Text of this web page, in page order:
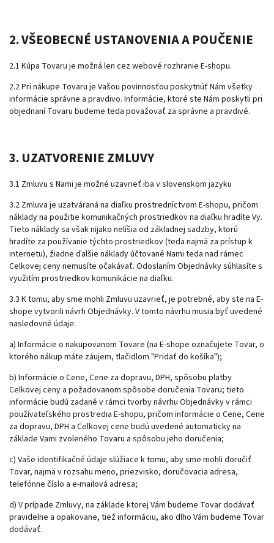
2. VŠEOBECNÉ USTANOVENIA A POUČENIE
2.1 Kúpa Tovaru je možná len cez webové rozhranie E-shopu.
2.2 Pri nákupe Tovaru je Vašou povinnosťou poskytnúť Nám všetky
informácie správne a pravdivo. Informácie, ktoré ste Nám poskytli pri
objednaní Tovaru budeme teda považovať za správne a pravdivé.
3. UZATVORENIE ZMLUVY
3.1 Zmluvu s Nami je možné uzavrieť iba v slovenskom jazyku
3.2 Zmluva je uzatváraná na diaľku prostredníctvom E-shopu, pričom
náklady na použitie komunikačných prostriedkov na diaľku hradíte Vy.
Tieto náklady sa však nijako nelíšia od základnej sadzby, ktorú
hradíte za používanie týchto prostriedkov (teda najmä za prístup k
internetu), žiadne ďalšie náklady účtované Nami teda nad rámec
Celkovej ceny nemusíte očakávať. Odoslaním Objednávky súhlasíte s
využitím prostriedkov komunikácie na diaľku.
3.3 K tomu, aby sme mohli Zmluvu uzavrieť, je potrebné, aby ste na E-
shope vytvorili návrh Objednávky. V tomto návrhu musia byť uvedené
nasledovné údaje:
a) Informácie o nakupovanom Tovare (na E-shope označujete Tovar, o
ktorého nákup máte záujem, tlačidlom "Pridať do košíka");
b) Informácie o Cene, Cene za dopravu, DPH, spôsobu platby
Celkovej ceny a požadovanom spôsobe doručenia Tovaru; tieto
informácie budú zadané v rámci tvorby návrhu Objednávky v rámci
používateľského prostredia E-shopu, pričom informácie o Cene, Cene
za dopravu, DPH a Celkovej cene budú uvedené automaticky na
základe Vami zvoleného Tovaru a spôsobu jeho doručenia;
c) Vaše identifikačné údaje slúžiace k tomu, aby sme mohli doručiť
Tovar, najmä v rozsahu meno, priezvisko, doručovacia adresa,
telefónne číslo a e-mailová adresa;
d) V prípade Zmluvy, na základe ktorej Vám budeme Tovar dodávať
pravidelne a opakovane, tiež informáciu, ako dlho Vám budeme Tovar
dodávať.